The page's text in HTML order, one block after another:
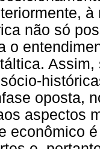
não só
o
oposta,
aspectos
econômico